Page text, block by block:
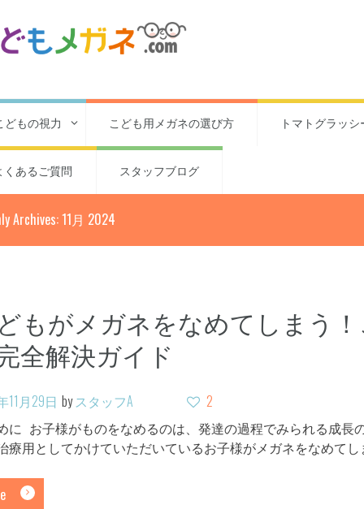
どもの視力 こども用メガネの選び方 トマトグラッシ
くあるご質問 スタッフブログ
Archives: 11月 2024
もがメガネをなめてしまう
全解決ガイド
11月29日 byスタッフA
2
に お子様がものをなめるのは、発達の過程でみられる成
療用としてかけていただいているお子様がメガネをなめて